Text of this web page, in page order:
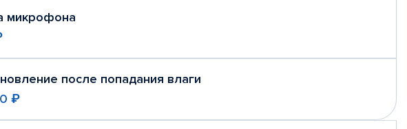
микрофона
после попадания влаги
₽